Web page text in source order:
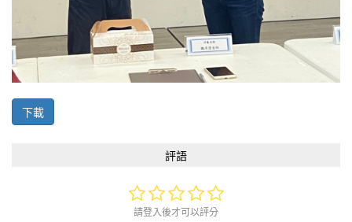
下載
評語
請登入後才可以評分